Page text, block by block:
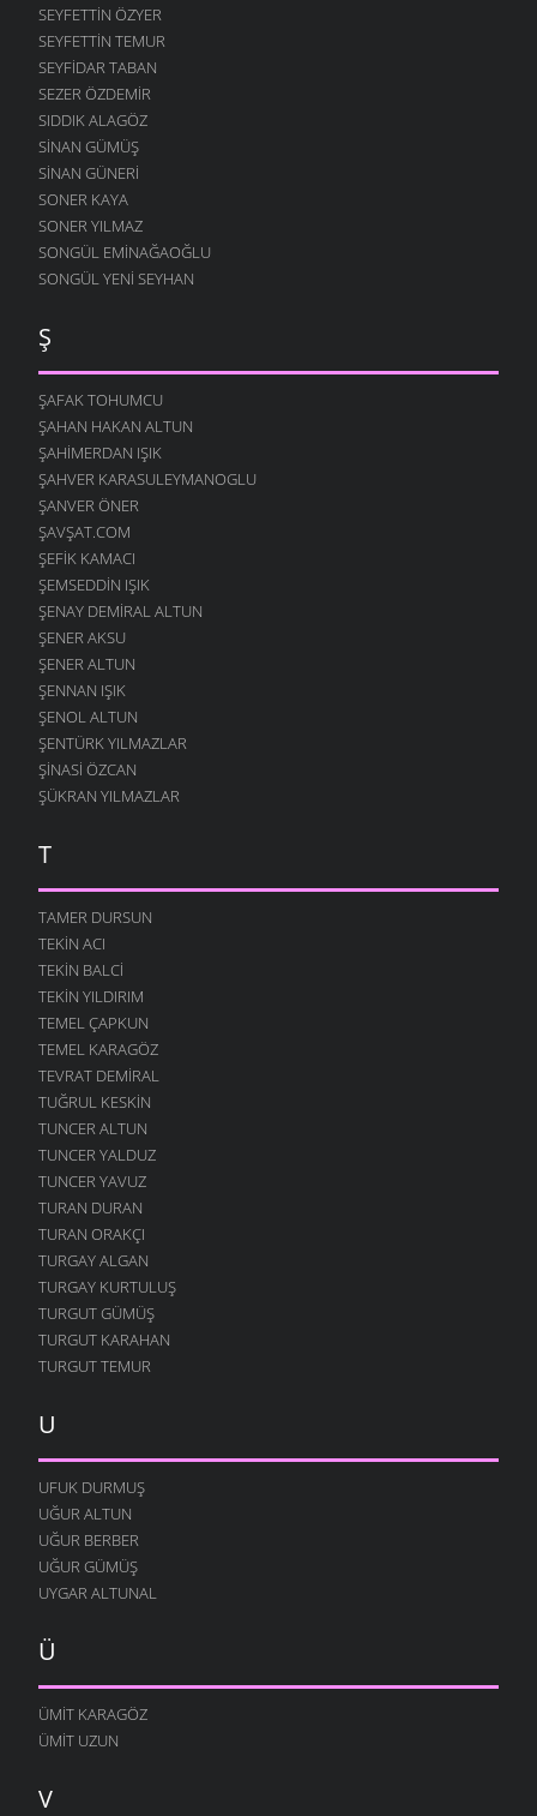
SEYFETTIN ÖZYER
SEYFETTIN TEMUR
SEYFIDAR TABAN
SEZER ÖZDEMIR
SIDDIK ALAGÖZ
SINAN GÜMÜŞ
SINAN GÜNERI
SONER KAYA
SONER YILMAZ
SONGÜL EMINAĞAOĞLU
SONGÜL YENI SEYHAN
Ş
ŞAFAK TOHUMCU
ŞAHAN HAKAN ALTUN
ŞAHIMERDAN IŞIK
ŞAHVER KARASULEYMANOGLU
ŞANVER ÖNER
ŞAVŞAT.COM
ŞEFIK KAMACI
ŞEMSEDDIN IŞIK
ŞENAY DEMIRAL ALTUN
ŞENER AKSU
ŞENER ALTUN
ŞENNAN IŞIK
ŞENOL ALTUN
ŞENTÜRK YILMAZLAR
ŞINASI ÖZCAN
ŞÜKRAN YILMAZLAR
T
TAMER DURSUN
TEKIN ACI
TEKIN BALCI
TEKIN YILDIRIM
TEMEL ÇAPKUN
TEMEL KARAGÖZ
TEVRAT DEMIRAL
TUĞRUL KESKIN
TUNCER ALTUN
TUNCER YALDUZ
TUNCER YAVUZ
TURAN DURAN
TURAN ORAKÇI
TURGAY ALGAN
TURGAY KURTULUŞ
TURGUT GÜMÜŞ
TURGUT KARAHAN
TURGUT TEMUR
U
UFUK DURMUŞ
UĞUR ALTUN
UĞUR BERBER
UĞUR GÜMÜŞ
UYGAR ALTUNAL
Ü
ÜMIT KARAGÖZ
ÜMIT UZUN
V